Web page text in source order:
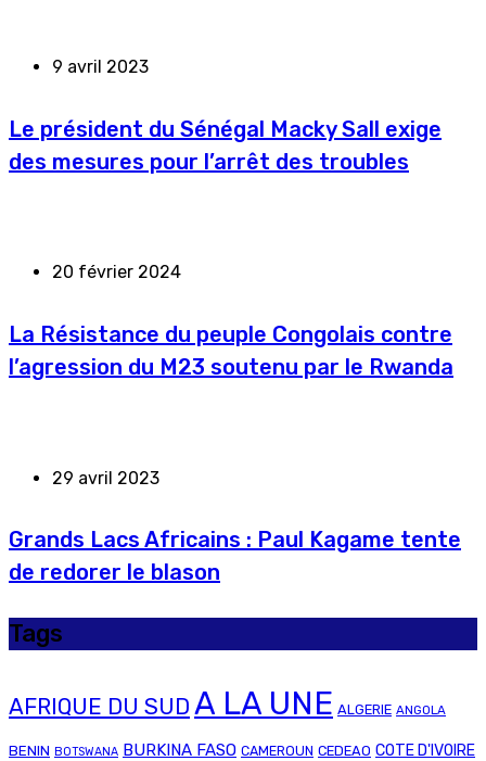
9 avril 2023
Le président du Sénégal Macky Sall exige
des mesures pour l’arrêt des troubles
20 février 2024
La Résistance du peuple Congolais contre
l’agression du M23 soutenu par le Rwanda
29 avril 2023
Grands Lacs Africains : Paul Kagame tente
de redorer le blason
Tags
AFRIQUE DU SUD A LA UNE ALGERIE ANGOLA
BENIN BOTSWANA BURKINA FASO CAMEROUN CEDEAO COTE D'IVOIRE